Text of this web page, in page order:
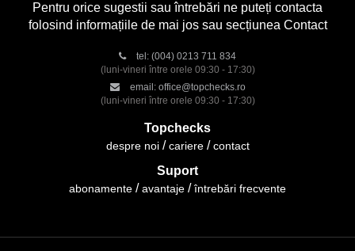
Pentru orice sugestii sau întrebări ne puteți contacta
folosind informațiile de mai jos sau secțiunea Contact
tel: (004) 0213 711 834
(luni-vineri între orele 09:30 - 17:30)
email: office@topchecks.ro
(luni-vineri între orele 09:30 - 17:30)
Topchecks
despre noi cariere contact
Suport
abonamente avantaje întrebări frecvente